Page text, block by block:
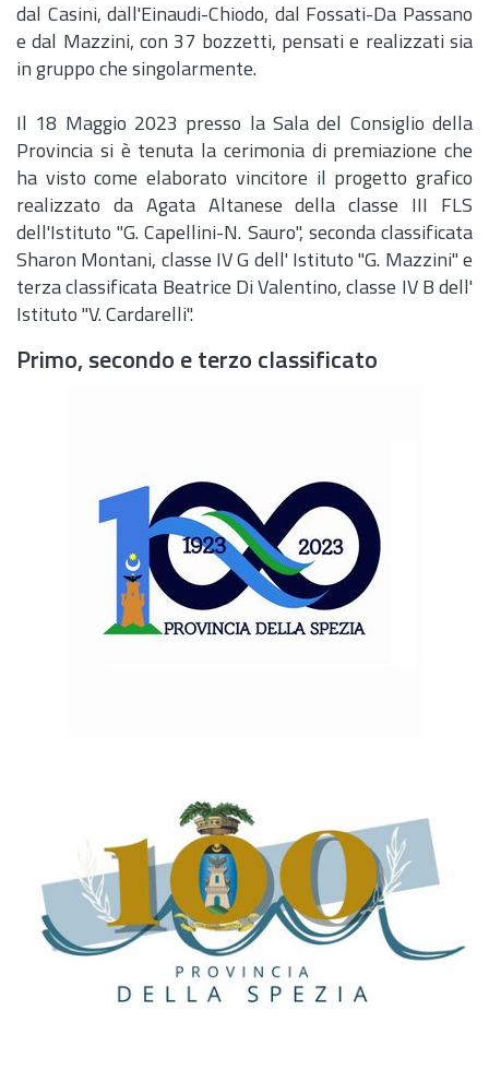
dal Casini, dall'Einaudi-Chiodo, dal Fossati-Da Passano
e dal Mazzini, con 37 bozzetti, pensati e realizzati sia
in gruppo che singolarmente.
Il 18 Maggio 2023 presso la Sala del Consiglio della
Provincia si è tenuta la cerimonia di premiazione che
ha visto come elaborato vincitore il progetto grafico
realizzato da Agata Altanese della classe III FLS
dell'Istituto "G. Capellini-N. Sauro", seconda classificata
Sharon Montani, classe IV G dell' Istituto "G. Mazzini" e
terza classificata Beatrice Di Valentino, classe IV B dell'
Istituto "V. Cardarelli".
Primo, secondo e terzo classificato